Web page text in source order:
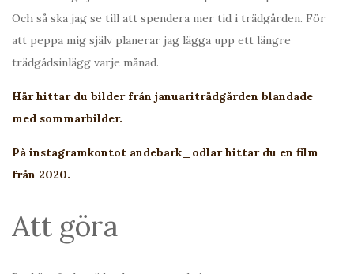
Och så ska jag se till att spendera mer tid i trädgården. För
att peppa mig själv planerar jag lägga upp ett längre
trädgådsinlägg varje månad.
Här hittar du bilder från januariträdgården blandade
med sommarbilder.
På instagramkontot andebark_odlar hittar du en film
från 2020.
Att göra